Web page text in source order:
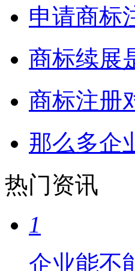
申请商标
商标续展
商标注册
那么多企
热门资讯
1
企业能不